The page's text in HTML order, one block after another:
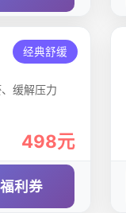
经典舒缓
缓解压力
498元
利券